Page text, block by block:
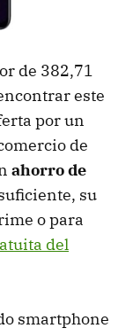
de 382,71
este
por un
de
ahorro de
su
o para
del
smartphone